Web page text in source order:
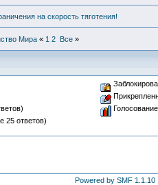
на скорость тяготения!
Мира « 1 2 Все»
25 ответов)
Голосование
Powered by SMF 1.1.10